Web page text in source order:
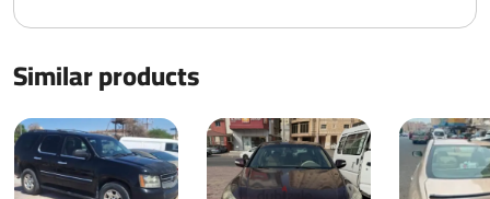
Similar products